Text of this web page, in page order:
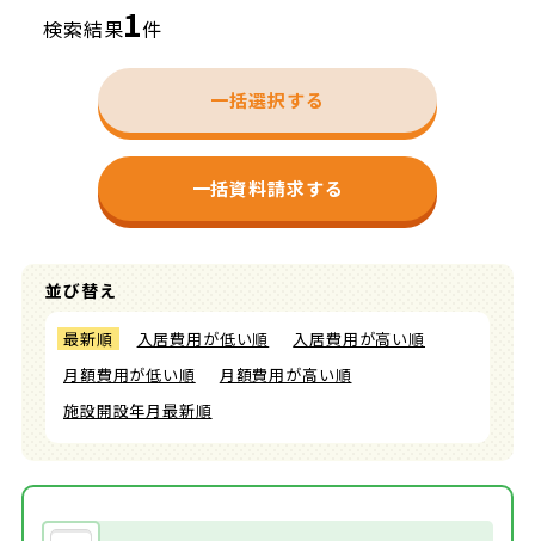
検索結果1件
一括選択する
一括資料請求する
並び替え
最新順 入居費用が低い順
入居費用が高い順
月額費用が低い順
月額費用が高い順
施設開設年月最新順